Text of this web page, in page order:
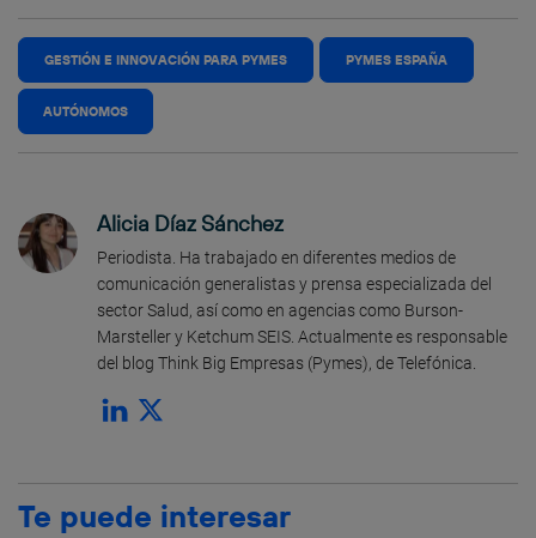
GESTIÓN E INNOVACIÓN PARA PYMES PYMES ESPAÑA
AUTÓNOMOS
Alicia Díaz Sánchez
Periodista. Ha trabajado en diferentes medios de
comunicación generalistas y prensa especializada del
sector Salud, así como en agencias como Burson-
Marsteller y Ketchum SEIS. Actualmente es responsable
del blog Think Big Empresas (Pymes), de Telefónica.
Te puede interesar